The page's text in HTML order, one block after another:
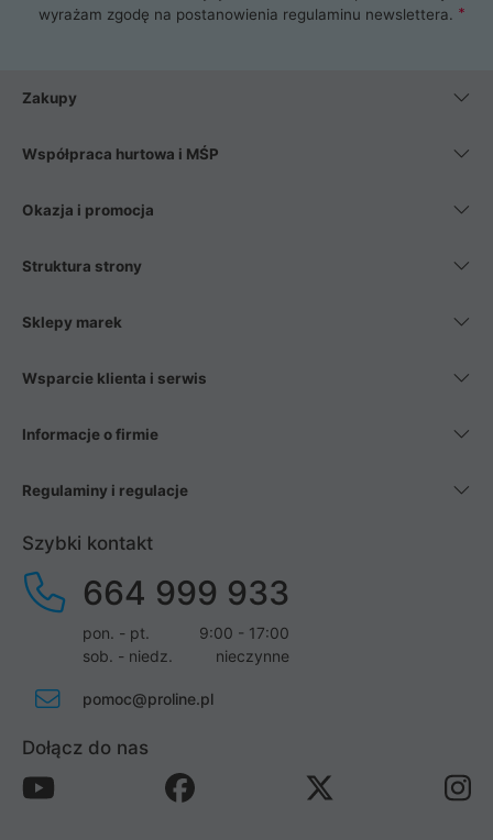
Poza komputerami mamy również najlepsze na rynku
Smartfony takich producentów jak Xiaomi, Apple, Samsung i
wentylatory. Na koniec mając już to wszystko, możesz
wyrażam zgodę na postanowienia regulaminu newslettera.
Zakupy
Współpraca hurtowa i MŚP
Okazja i promocja
Struktura strony
Sklepy marek
Wsparcie klienta i serwis
Informacje o firmie
Regulaminy i regulacje
Szybki kontakt
664 999 933
pon. - pt.
9:00 - 17:00
sob. - niedz.
nieczynne
pomoc@proline.pl
Dołącz do nas